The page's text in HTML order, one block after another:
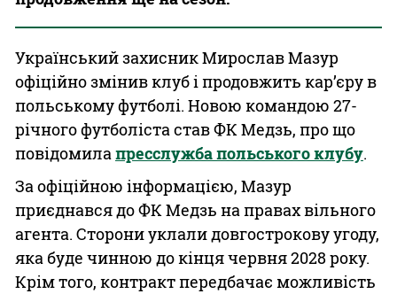
Український захисник Мирослав Мазур
офіційно змінив клуб і продовжить кар’єру в
польському футболі. Новою командою 27-
річного футболіста став ФК Медзь, про що
повідомилапресслужба польського клубу.
За офіційною інформацією, Мазур
приєднався до ФК Медзь на правах вільного
агента. Сторони уклали довгострокову угоду,
яка буде чинною до кінця червня 2028 року.
Крім того, контракт передбачає можливість